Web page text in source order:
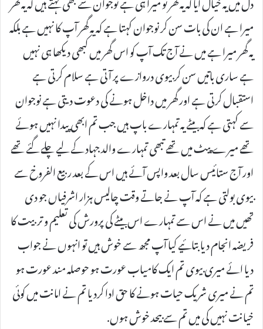
میرا ہے ان کی بات سن کر نوجوان کہتا ہے کہ یہ گھر آپ کا نہیں ہے بلکہ
یہ گھر میرا ہے میں نے آج تک آپ کو اس گھر میں کبھی دیکھا ہی نہیں
ہے ساری باتیں سن کر بیوی دروازے پر آتی ہے سلام کرتی ہے
استقبال کرتی ہے اور گھر میں داخل ہونے کی دعوت دیتی ہے نوجوان
سے کہتی ہے کہ بیٹے یہ تمہارے باپ ہیں جب تم ابھی پیدا نہیں ہوئے
تھے میرے پیٹ میں تھے تبھی تمہارے والد جہاد کے لیے چلے گئے تھے
اور آج ستائیس سال بعد واپس آئے ہیں اس کے بعد ربیع الفروخ سے
بیوی بولتی ہے کہ آپ نے جاتے وقت چالیس ہزار اشرفیاں جو دی
تھیں میں نے اس سے تمہارے اس بیٹے کی پرورش کی تعلیم و تربیت کا
فریضہ انجام دیا بتائیے کیا آپ مجھ سے خوش ہیں تو انہوں نے جواب
دیا ائے میری بیوی تم ایک کامیاب عورت ہو حوصلہ مند عورت ہو
تم نے میری شریک حیات ہونے کا حق ادا کردیا تم نے امانت میں کوئی
خیانت نہیں کی میں تم سے بیحد خوش ہوں.